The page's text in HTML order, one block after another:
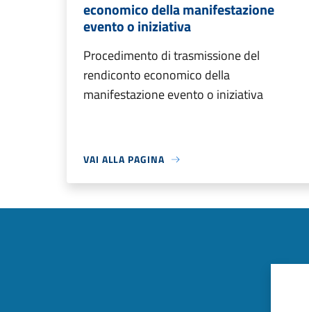
economico della manifestazione
evento o iniziativa
Procedimento di trasmissione del
rendiconto economico della
manifestazione evento o iniziativa
VAI ALLA PAGINA